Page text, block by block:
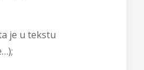
je u tekstu